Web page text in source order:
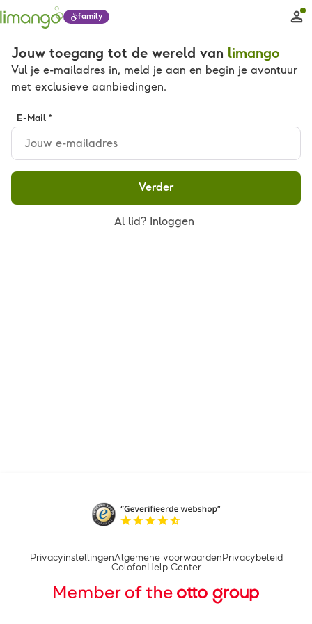
family
Jouw toegang tot de wereld van limango
Vul je e-mailadres in, meld je aan en begin je avontuur
met exclusieve aanbiedingen.
E-Mail *
Verder
Al lid? Inloggen
PrivacyinstellingenAlgemene voorwaarden Privacybeleid
Colofon Help Center